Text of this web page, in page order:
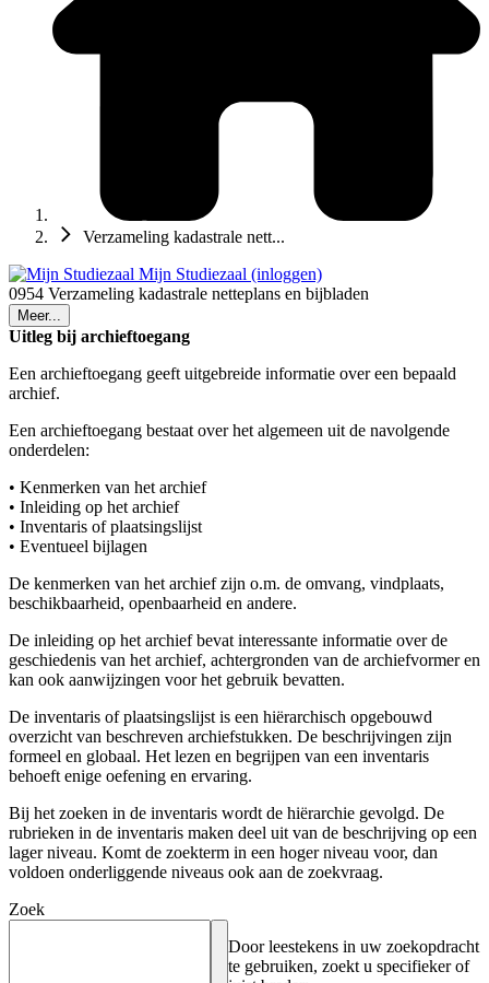
Verzameling kadastrale nett...
Mijn Studiezaal (inloggen)
0954 Verzameling kadastrale netteplans en bijbladen
Meer...
Uitleg bij archieftoegang
Een archieftoegang geeft uitgebreide informatie over een bepaald
archief.
Een archieftoegang bestaat over het algemeen uit de navolgende
onderdelen:
• Kenmerken van het archief
• Inleiding op het archief
• Inventaris of plaatsingslijst
• Eventueel bijlagen
De kenmerken van het archief zijn o.m. de omvang, vindplaats,
beschikbaarheid, openbaarheid en andere.
De inleiding op het archief bevat interessante informatie over de
geschiedenis van het archief, achtergronden van de archiefvormer en
kan ook aanwijzingen voor het gebruik bevatten.
De inventaris of plaatsingslijst is een hiërarchisch opgebouwd
overzicht van beschreven archiefstukken. De beschrijvingen zijn
formeel en globaal. Het lezen en begrijpen van een inventaris
behoeft enige oefening en ervaring.
Bij het zoeken in de inventaris wordt de hiërarchie gevolgd. De
rubrieken in de inventaris maken deel uit van de beschrijving op een
lager niveau. Komt de zoekterm in een hoger niveau voor, dan
voldoen onderliggende niveaus ook aan de zoekvraag.
Zoek
Door leestekens in uw zoekopdracht
te gebruiken, zoekt u specifieker of